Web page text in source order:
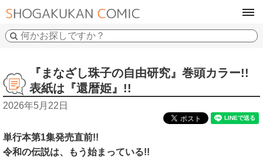
『まなざし珠子の自由研究』巻頭カラー!!
表紙は『還暦姫』!!
2026年5月22日
単行本第1集発売直前!!
令和の伝説は、もう始まっている!!